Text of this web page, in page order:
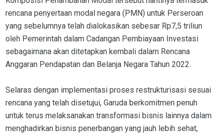
rencana penyertaan modal negara (PMN) untuk Perseroan
yang sebelumnya telah dialokasikan sebesar Rp7,5 triliun
oleh Pemerintah dalam Cadangan Pembiayaan Investasi
sebagaimana akan ditetapkan kembali dalam Rencana
Anggaran Pendapatan dan Belanja Negara Tahun 2022.
Selaras dengan implementasi proses restrukturisasi sesuai
rencana yang telah disetujui, Garuda berkomitmen penuh
untuk terus melaksanakan transformasi bisnis lainnya dalam
menghadirkan bisnis penerbangan yang jauh lebih sehat,